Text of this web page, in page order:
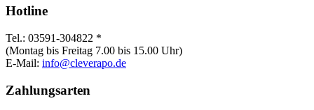
Hotline
Tel.: 03591-304822 *
(Montag bis Freitag 7.00 bis 15.00 Uhr)
E-Mail: info@cleverapo.de
Zahlungsarten